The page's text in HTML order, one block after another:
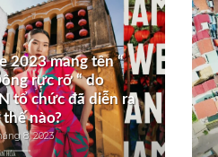
2023 mang tên “
rực rỡ “ do
tổ chức đã diễn ra
nào?
8, 2023